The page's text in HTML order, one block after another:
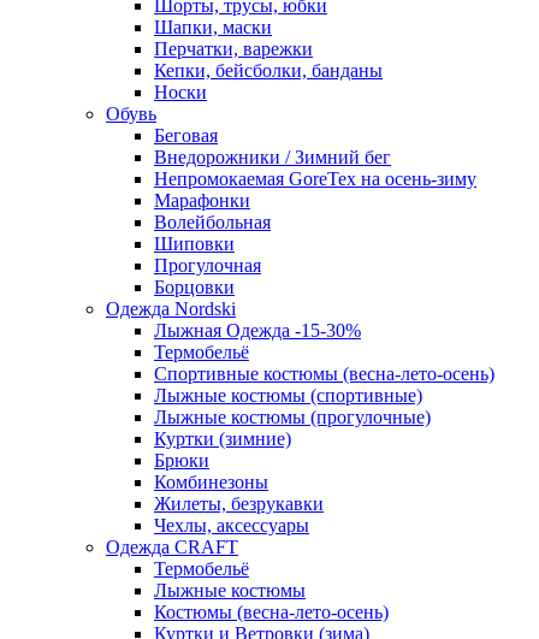
Шорты, трусы, юбки
Шапки, маски
Перчатки, варежки
Кепки, бейсболки, банданы
Носки
Обувь
Беговая
Внедорожники / Зимний бег
Непромокаемая GoreTex на осень-зиму
Марафонки
Волейбольная
Шиповки
Прогулочная
Борцовки
Одежда Nordski
Лыжная Одежда -15-30%
Термобельё
Спортивные костюмы (весна-лето-осень)
Лыжные костюмы (спортивные)
Лыжные костюмы (прогулочные)
Куртки (зимние)
Брюки
Комбинезоны
Жилеты, безрукавки
Чехлы, аксессуары
Одежда CRAFT
Термобельё
Лыжные костюмы
Костюмы (весна-лето-осень)
Куртки и Ветровки (зима)